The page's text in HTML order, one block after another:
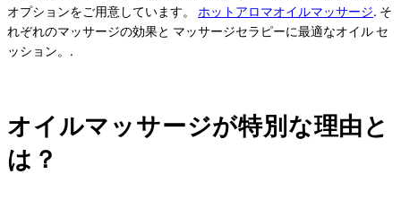
オプションをご用意しています。 ホットアロマオイルマッサージ. そ
れぞれのマッサージの効果と マッサージセラピーに最適なオイル セ
ッション。.
オイルマッサージが特別な理由と
は？